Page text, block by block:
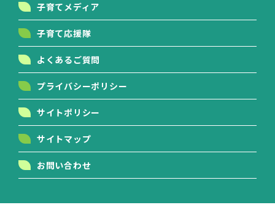
子育てメディア
子育て応援隊
よくあるご質問
プライバシーポリシー
サイトポリシー
サイトマップ
お問い合わせ